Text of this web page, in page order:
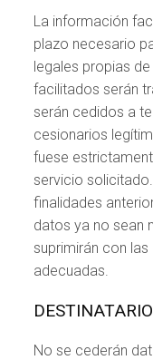
La información
plazo necesario
legales propias
facilitados serán
serán cedidos a
cesionarios
fuese
servicio
finalidades
datos ya no sean
suprimirán con
adecuadas.
No se cederán